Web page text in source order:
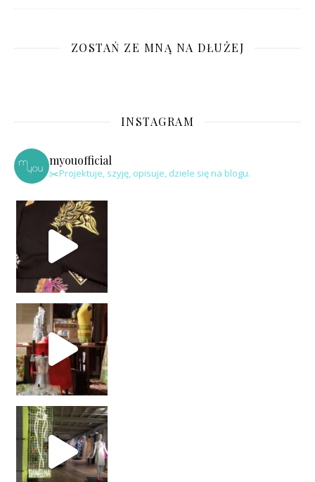
ZOSTAŃ ZE MNĄ NA DŁUŻEJ
INSTAGRAM
myouofficial
✂️Projektuje, szyję, opisuje, dziele się na blogu.